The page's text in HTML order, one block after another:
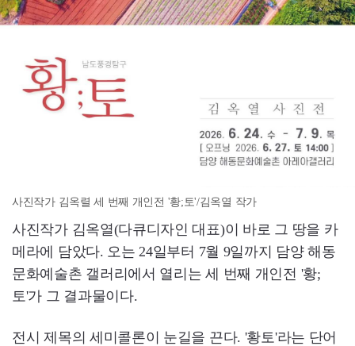
사진작가 김옥렬 세 번째 개인전 '황;토'/김옥열 작가
사진작가 김옥열(다큐디자인 대표)이 바로 그 땅을 카
메라에 담았다. 오는 24일부터 7월 9일까지 담양 해동
문화예술촌 갤러리에서 열리는 세 번째 개인전 '황;
토'가 그 결과물이다.
전시 제목의 세미콜론이 눈길을 끈다. '황토'라는 단어